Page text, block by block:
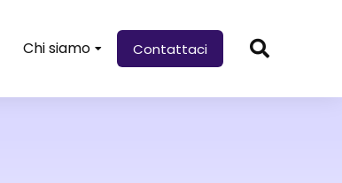
Chi siamo Contattaci